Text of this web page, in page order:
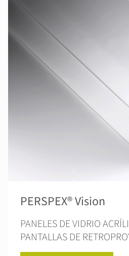
PERSPEX® Vision
PANELES DE VIDRIO
PANTALLAS DE